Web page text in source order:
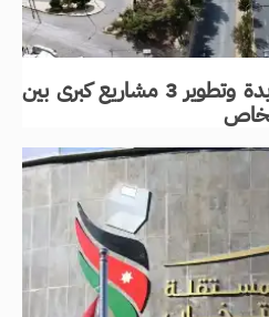
100 فرصة استثمارية جديدة وتطوير 3 مشاريع كبرى بين